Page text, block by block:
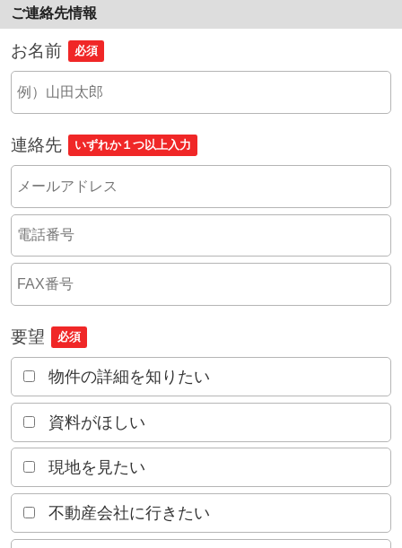
ご連絡先情報
お名前 必須
連絡先 いずれか１つ以上入力
要望 必須
物件の詳細を知りたい
資料がほしい
現地を見たい
不動産会社に行きたい